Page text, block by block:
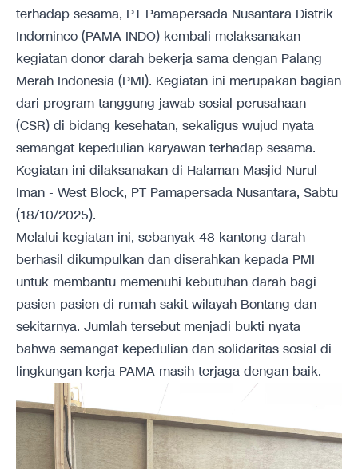
terhadap sesama, PT Pamapersada Nusantara Distrik
Indominco (PAMA INDO) kembali melaksanakan
kegiatan donor darah bekerja sama dengan Palang
Merah Indonesia (PMI). Kegiatan ini merupakan bagian
dari program tanggung jawab sosial perusahaan
(CSR) di bidang kesehatan, sekaligus wujud nyata
semangat kepedulian karyawan terhadap sesama.
Kegiatan ini dilaksanakan di Halaman Masjid Nurul
Iman - West Block, PT Pamapersada Nusantara, Sabtu
(18/10/2025).
Melalui kegiatan ini, sebanyak 48 kantong darah
berhasil dikumpulkan dan diserahkan kepada PMI
untuk membantu memenuhi kebutuhan darah bagi
pasien-pasien di rumah sakit wilayah Bontang dan
sekitarnya. Jumlah tersebut menjadi bukti nyata
bahwa semangat kepedulian dan solidaritas sosial di
lingkungan kerja PAMA masih terjaga dengan baik.